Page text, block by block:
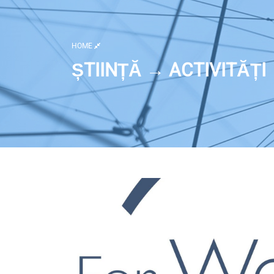
HOME
ȘTIINȚĂ → ACTIVITĂȚI